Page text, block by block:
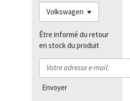
Être informé du retour
en stock du produit
Envoyer